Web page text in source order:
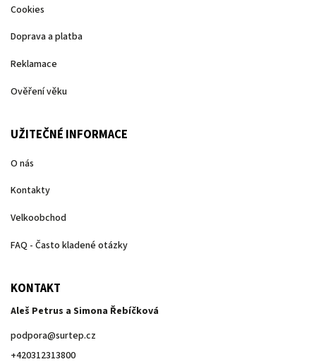
Cookies
Doprava a platba
Reklamace
Ověření věku
UŽITEČNÉ INFORMACE
O nás
Kontakty
Velkoobchod
FAQ - Často kladené otázky
KONTAKT
Aleš Petrus a Simona Řebíčková
podpora@surtep.cz
+420312313800